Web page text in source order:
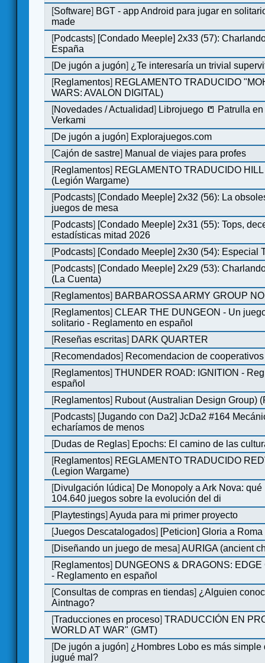
[Software] BGT - app Android para jugar en
made
[Podcasts] [Condado Meeple] 2x33 (57):
España
[De jugón a jugón] ¿Te interesaría un trivial
[Reglamentos] REGLAMENTO TRADUCIDO
WARS: AVALON DIGITAL)
[Novedades / Actualidad] Librojuego 📒 Patrulla
Verkami
[De jugón a jugón] Explorajuegos.com
[Cajón de sastre] Manual de viajes para profes
[Reglamentos] REGLAMENTO TRADUCIDO
(Legión Wargame)
[Podcasts] [Condado Meeple] 2x32 (56): La
juegos de mesa
[Podcasts] [Condado Meeple] 2x31 (55): Tops,
estadísticas mitad 2026
[Podcasts] [Condado Meeple] 2x30 (54): Especial
[Podcasts] [Condado Meeple] 2x29 (53):
(La Cuenta)
[Reglamentos] BARBAROSSA ARMY GROUP
[Reglamentos]CLEAR THE DUNGEON - Un
solitario - Reglamento en español
[Reseñas escritas] DARK QUARTER
[Recomendados] Recomendacion de
[Reglamentos]THUNDER ROAD: IGNITION -
español
[Reglamentos] Rubout (Australian Design Group)
[Podcasts] [Jugando con Da2] JcDa2 #164
echaríamos de menos
[Dudas de Reglas] Epochs: El camino de las
[Reglamentos] REGLAMENTO TRADUCIDO
(Legion Wargame)
[Divulgación lúdica] De Monopoly a Ark Nova:
104.640 juegos sobre la evolución del di
[Playtestings]Ayuda para mi primer proyecto
[Juegos Descatalogados] [Peticion] Gloria a Roma
[Diseñando un juego de mesa]AURIGA (ancient
[Reglamentos] DUNGEONS & DRAGONS:
- Reglamento en español
[Consultas de compras en tiendas] ¿Alguien
Aintnago?
[Traducciones en proceso]TRADUCCIÓN EN
WORLD AT WAR" (GMT)
[De jugón a jugón] ¿Hombres Lobo es más simple
jugué mal?